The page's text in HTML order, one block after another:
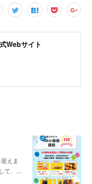
Webサイト
えま
て、…